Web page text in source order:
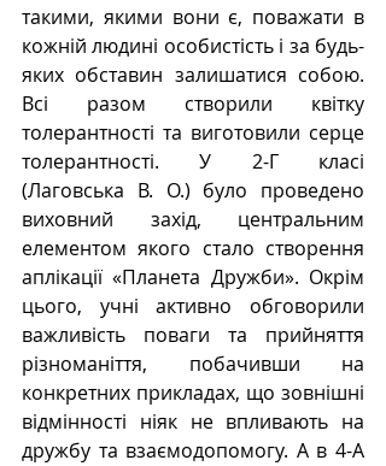
такими, якими вони є, поважати в
кожній людині особистість і за будь-
яких обставин залишатися собою.
Всі разом створили квітку
толерантності та виготовили серце
толерантності. У 2-Г класі
(Лаговська В. О.) було проведено
виховний захід, центральним
елементом якого стало створення
аплікації «Планета Дружби». Окрім
цього, учні активно обговорили
важливість поваги та прийняття
різноманіття, побачивши на
конкретних прикладах, що зовнішні
відмінності ніяк не впливають на
дружбу та взаємодопомогу. А в 4-А